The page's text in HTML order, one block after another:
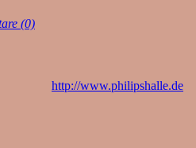
(0)
http://www.philipshalle.de